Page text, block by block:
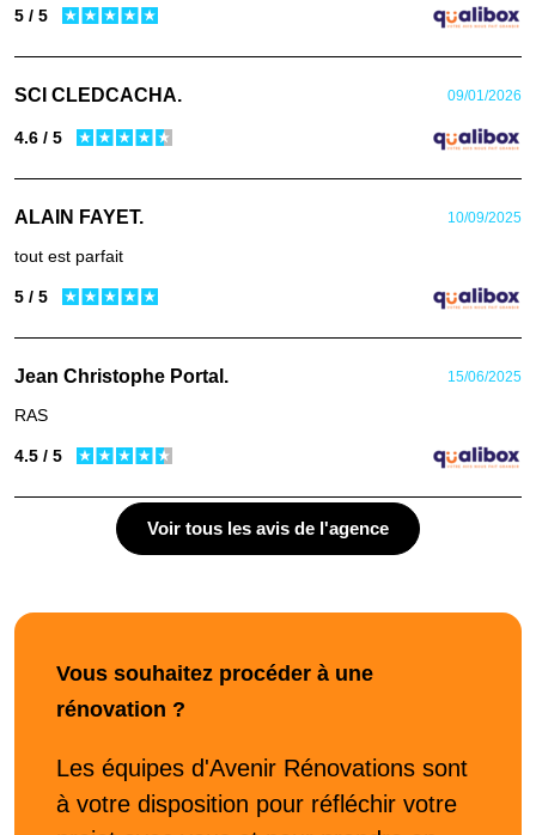
5 / 5
SCI CLEDCACHA. 09/01/2026
4.6 / 5
ALAIN FAYET. 10/09/2025
tout est parfait
5 / 5
Jean Christophe Portal. 15/06/2025
RAS
4.5 / 5
Voir tous les avis de l'agence
Vous souhaitez procéder à une
rénovation ?
Les équipes d'Avenir Rénovations sont
à votre disposition pour réfléchir votre